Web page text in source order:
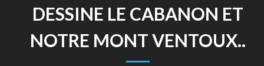
DESSINE LE CABANON ET
NOTRE MONT VENTOUX..